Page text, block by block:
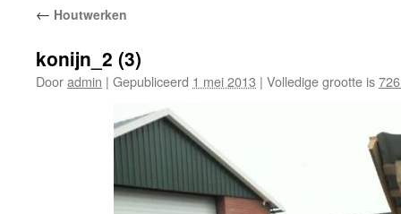
← Houtwerken
konijn_2 (3)
Dooradmin | Gepubliceerd 1 mei 2013 | Volledige grootte is